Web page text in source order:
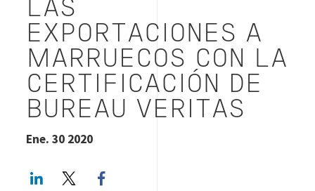
LAS
EXPORTACIONES A
MARRUECOS CON LA
CERTIFICACIÓN DE
BUREAU VERITAS
Ene. 30 2020
LinkedInTwitter